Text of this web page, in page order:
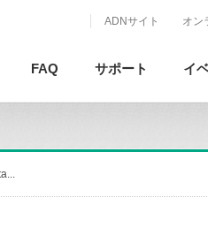
ADNサイト オン
FAQ サポート イ